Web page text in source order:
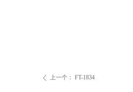
ꄴ 上一个： FT-1834